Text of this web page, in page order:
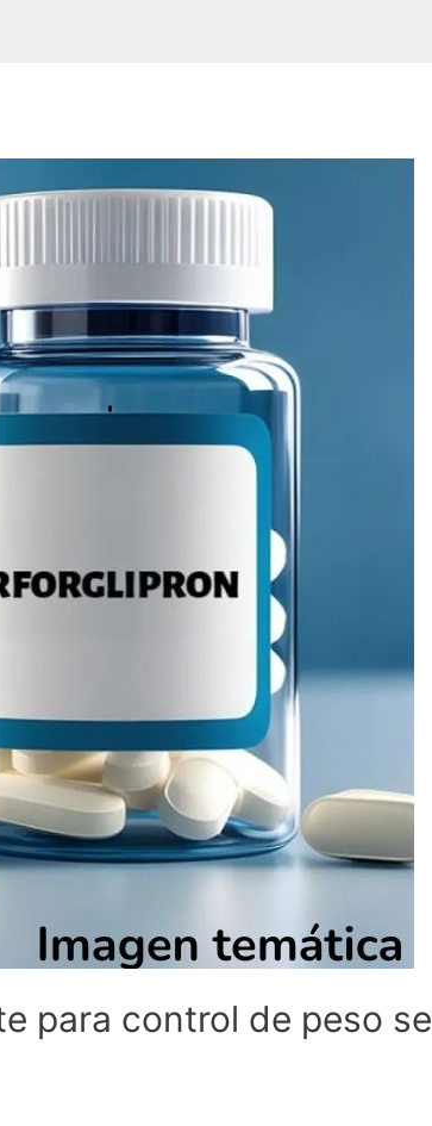
para control de peso se